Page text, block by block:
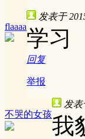
flaaaa
发表于
学习
回复
举报
不哭的女孩
发表
我